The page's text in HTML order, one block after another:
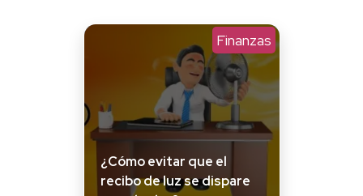
Finanzas
¿Cómo evitar que el
recibo de luz se dispare